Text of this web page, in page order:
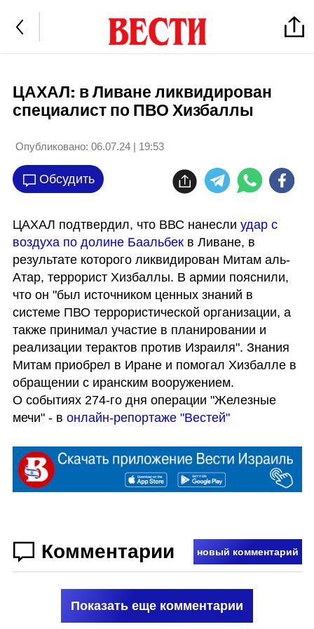
ЦАХАЛ: в Ливане ликвидирован
специалист по ПВО Хизбаллы
Опубликовано: 06.07.24 | 19:53
Обсудить
ЦАХАЛ подтвердил, что ВВС нанесли удар с
воздуха по долине Баальбек в Ливане, в
результате которого ликвидирован Митам аль-
Атар, террорист Хизбаллы. В армии пояснили,
что он "был источником ценных знаний в
системе ПВО террористической организации, а
также принимал участие в планировании и
реализации терактов против Израиля". Знания
Митам приобрел в Иране и помогал Хизбалле в
обращении с иранским вооружением.
О событиях 274-го дня операции "Железные
мечи" - в онлайн-репортаже "Вестей"
Комментарии новый комментарий
Показать еще комментарии